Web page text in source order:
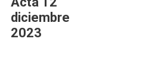
diciembre
2023